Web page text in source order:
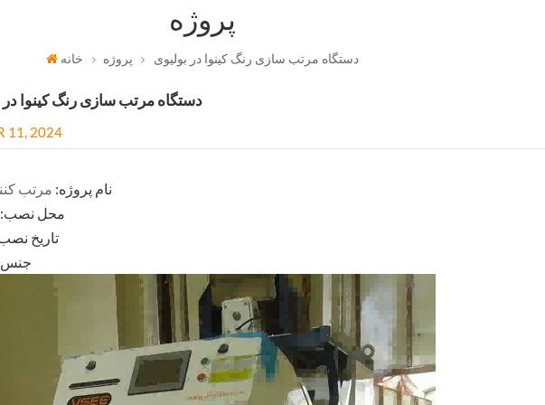
پروژه
خانه پروژه دستگاه مرتب سازی رنگ کینوا در بولیوی
دستگاه مرتب سازی رنگ کینوا در
11, 2024
نام پروژه: مرتب
محل نصب:
تاریخ نصب:
جنس